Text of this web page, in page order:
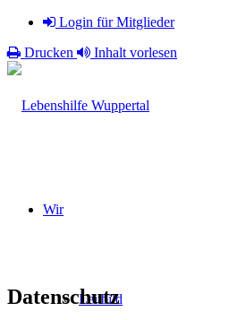
Login für Mitglieder
Drucken
Inhalt vorlesen
Wir
Leitbild
Datenschutz